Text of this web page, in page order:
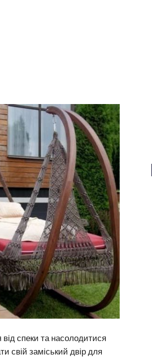
спеки та насолодитися
свій заміський двір для